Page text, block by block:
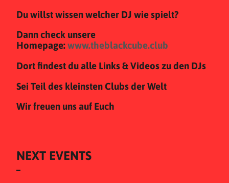
Du willst wissen welcher DJ wie spielt?
Dann check unsere
Homepage:www.theblackcube.club
Dort findest du alle Links & Videos zu den DJs
Sei Teil des kleinsten Clubs der Welt
Wir freuen uns auf Euch
NEXT EVENTS